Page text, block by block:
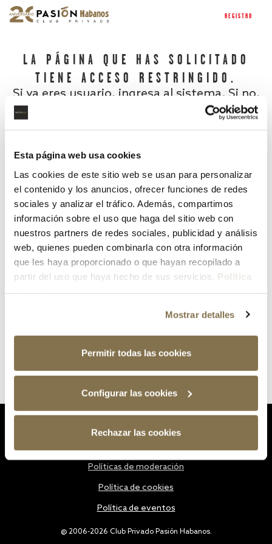
Esta página web usa cookies
Las cookies de este sitio web se usan para personalizar
el contenido y los anuncios, ofrecer funciones de redes
sociales y analizar el tráfico. Además, compartimos
información sobre el uso que haga del sitio web con
nuestros partners de redes sociales, publicidad y análisis
web, quienes pueden combinarla con otra información
que les haya proporcionado o que hayan recopilado a
partir del uso que haya hecho de sus servicios. Política
Mostrar detalles
Permitir todas las cookies
Configurar las cookies
Rechazar las cookies
REGISTRO
LA PÁGINA QUE HAS SOLICITADO
TIENE ACCESO RESTRINGIDO.
Si ya eres usuario, ingresa al sistema. Si no,
¿Has olvidado tu contraseña?
@ 2006-2026 Club Privado Pasión Habanos.
Políticas de moderación
Política de cookies
Política de eventos